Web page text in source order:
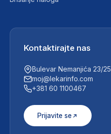
Kontaktirajte nas
Bulevar Nemanjića 23/25
moj@lekarinfo.com
+381 60 1100467
Prijavite se